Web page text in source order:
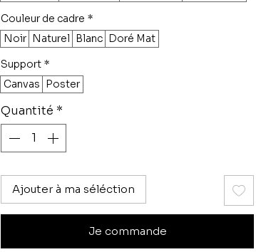
Couleur de cadre *
Noir Naturel Blanc Doré Mat
Support *
Canvas Poster
Quantité *
Ajouter à ma séléction
Je commande